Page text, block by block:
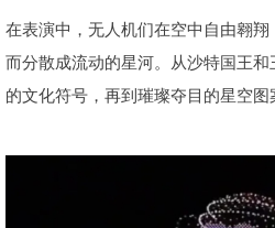
在表演中，无人机们在空中自由翱
而分散成流动的星河。从沙特国王
的文化符号，再到璀璨夺目的星空图